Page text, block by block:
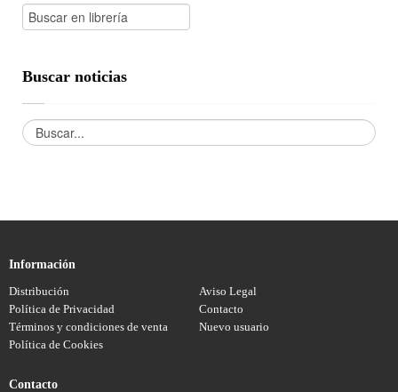
Buscar noticias
Información
Distribución
Aviso Legal
Política de Privacidad
Contacto
Términos y condiciones de venta
Nuevo usuario
Política de Cookies
Contacto